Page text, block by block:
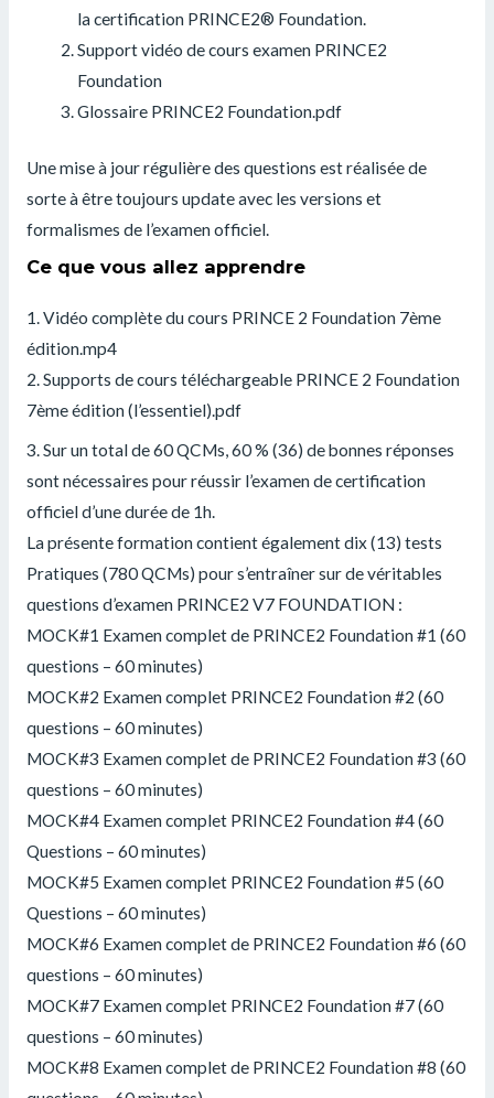
la certification PRINCE2® Foundation.
Support vidéo de cours examen PRINCE2
Foundation
Glossaire PRINCE2 Foundation.pdf
Une mise à jour régulière des questions est réalisée de
sorte à être toujours update avec les versions et
formalismes de l’examen officiel.
Ce que vous allez apprendre
1. Vidéo complète du cours PRINCE 2 Foundation 7ème
édition.mp4
2. Supports de cours téléchargeable PRINCE 2 Foundation
7ème édition (l’essentiel).pdf
3. Sur un total de 60 QCMs, 60 % (36) de bonnes réponses
sont nécessaires pour réussir l’examen de certification
officiel d’une durée de 1h.
La présente formation contient également dix (13) tests
Pratiques (780 QCMs) pour s’entraîner sur de véritables
questions d’examen PRINCE2 V7 FOUNDATION :
MOCK#1 Examen complet de PRINCE2 Foundation #1 (60
questions – 60 minutes)
MOCK#2 Examen complet PRINCE2 Foundation #2 (60
questions – 60 minutes)
MOCK#3 Examen complet de PRINCE2 Foundation #3 (60
questions – 60 minutes)
MOCK#4 Examen complet PRINCE2 Foundation #4 (60
Questions – 60 minutes)
MOCK#5 Examen complet PRINCE2 Foundation #5 (60
Questions – 60 minutes)
MOCK#6 Examen complet de PRINCE2 Foundation #6 (60
questions – 60 minutes)
MOCK#7 Examen complet PRINCE2 Foundation #7 (60
questions – 60 minutes)
MOCK#8 Examen complet de PRINCE2 Foundation #8 (60